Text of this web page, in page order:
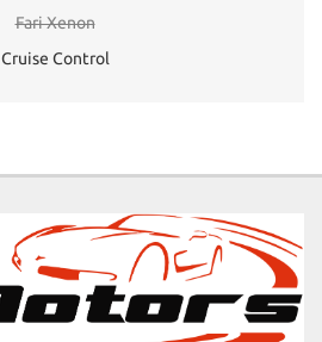
Fari Xenon
Cruise Control